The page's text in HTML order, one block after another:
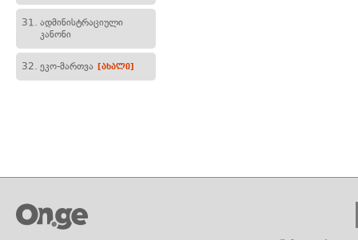
31. ადმინისტრაციული
კანონი
32. ეკო-მართვა [ახალი]